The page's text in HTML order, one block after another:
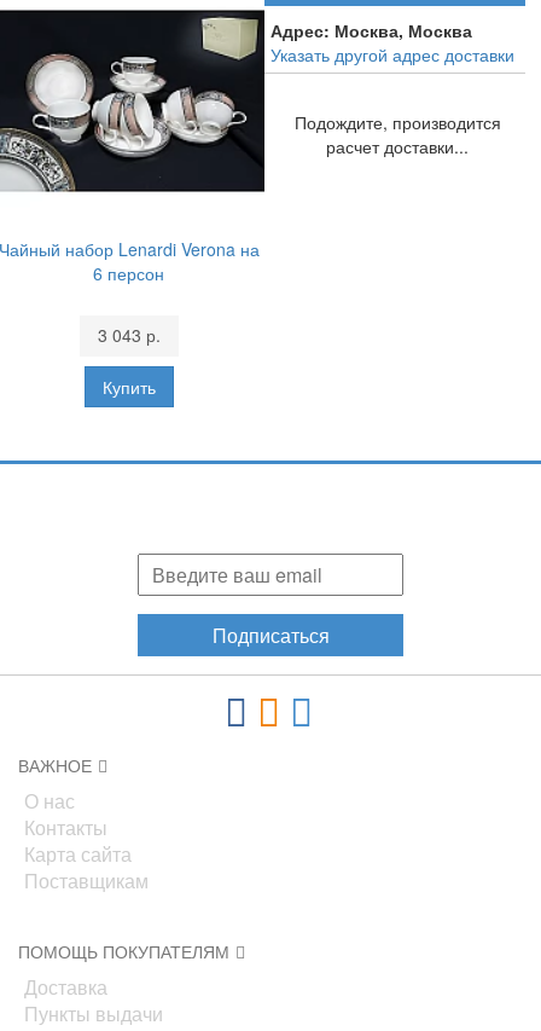
набор Lenardi Verona на
6 персон
3 043 р.
Адрес: Москва, Москва
Указать другой адрес доставки
Подождите, производится
расчет доставки...
Подписаться
ВАЖНОЕ
О нас
Контакты
Карта сайта
Поставщикам
ПОМОЩЬ ПОКУПАТЕЛЯМ
Доставка
Пункты выдачи